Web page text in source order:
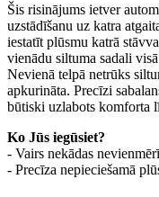
Šis risinājums ietver
uzstādīšanu uz katra
iestatīt plūsmu katrā
vienādu siltuma sadali
Nevienā telpā netrūks
apkurināta. Precīzi
būtiski uzlabots komforta
Ko Jūs iegūsiet?
- Vairs nekādas
- Precīza nepieciešamā